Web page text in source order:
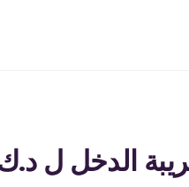
د.ك.‏٢٤٬٢٤٠ ‏ الراتب في الكويت -